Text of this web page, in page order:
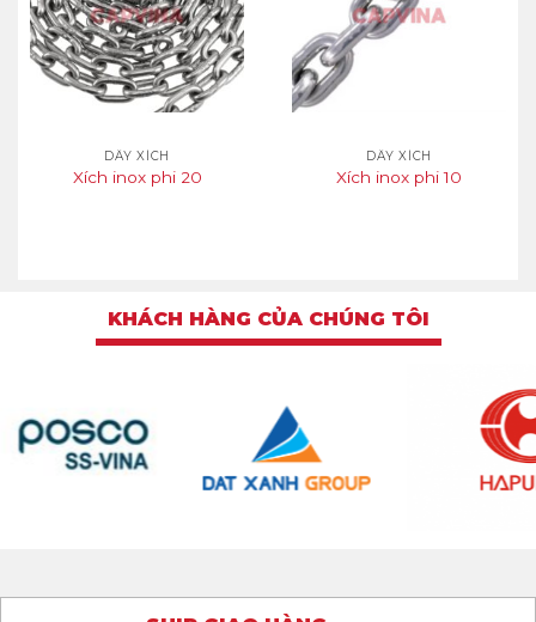
DÂY XÍCH
Xích inox phi 20
DÂY XÍCH
Xích inox phi 10
KHÁCH HÀNG CỦA CHÚNG TÔI